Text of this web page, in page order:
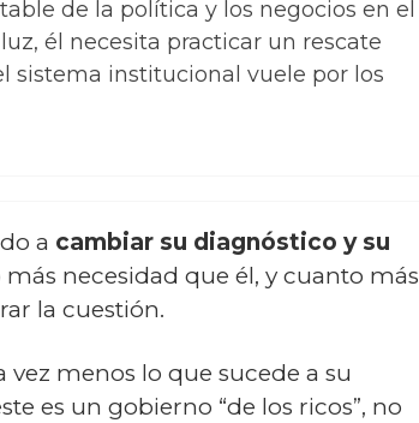
de la política y los negocios en el
él necesita practicar un rescate
sistema institucional vuele por los
a cambiar su diagnóstico y su
necesidad que él, y cuanto más
la cuestión.
menos lo que sucede a su
es un gobierno “de los ricos”, no